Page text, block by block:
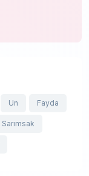
Un Fayda
Sarımsak